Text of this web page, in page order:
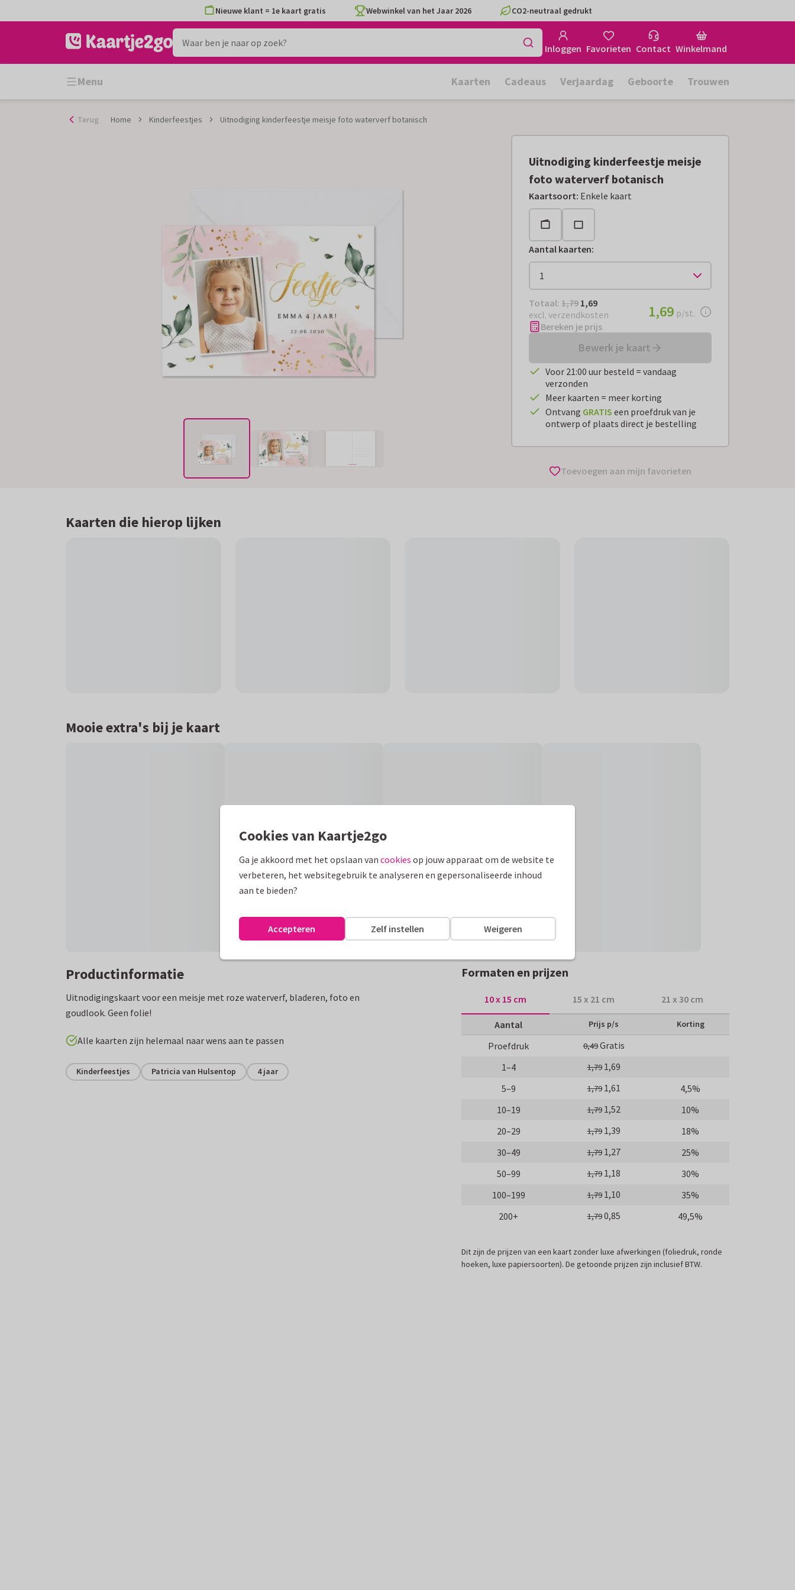
naar
Nieuwe klant = 1e kaart gratis Webwinkel van het Jaar 2026 CO2-neutraal gedrukt
Inloggen Favorieten Contact Winkelmand
Menu Kaarten Cadeaus Verjaardag Geboorte Trouwen
Terug Home Kinderfeestjes Uitnodiging kinderfeestje meisje foto waterverf botanisch
Uitnodiging kinderfeestje meisje
foto waterverf botanisch
Kaartsoort: Enkele kaart
Aantal kaarten:
Totaal: € 1,69
Totaal: 1,79 1,69
excl. verzendkosten
€ 1,69per stuk
1,69 p/st.
Bereken je prijs
Bewerk je kaart
Voor 21:00 uur besteld = vandaag
verzonden
Meer kaarten = meer korting
Ontvang GRATIS een proefdruk van je
ontwerp of plaats direct je bestelling
Toevoegen aan mijn favorieten
Kaarten die hierop lijken
Mooie extra's bij je kaart
Productinformatie
Uitnodigingskaart voor een meisje met roze waterverf, bladeren, foto en
goudlook. Geen folie!
Alle kaarten zijn helemaal naar wens aan te passen
Kinderfeestjes Patricia van Hulsentop 4 jaar
Formaten en prijzen
10 x 15 cm 15 x 21 cm 21 x 30 cm
Aantal Prijs p/s Korting
Proefdruk 0,49Gratis
1–4
1,79 1,69
5–9
1,79 1,61
4,5%
10–19
1,79 1,52
10%
20–29
1,79 1,39
18%
30–49
1,79 1,27
25%
50–99
1,79 1,18
30%
100–199
1,79 1,10
35%
200+
1,790,85 49,5%
Dit zijn de prijzen van een kaart zonder luxe afwerkingen (foliedruk, ronde
hoeken, luxe papiersoorten). De getoonde prijzen zijn inclusief BTW.
Cookies van Kaartje2go
Ga je akkoord met het opslaan van cookies op jouw apparaat om de website te
verbeteren, het websitegebruik te analyseren en gepersonaliseerde inhoud
aan te bieden?
Weigeren
Zelf instellen
Accepteren